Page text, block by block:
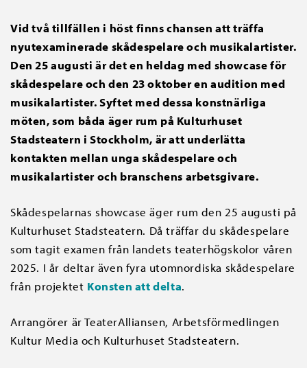
Vid två tillfällen i höst finns chansen att träffa
nyutexaminerade skådespelare och musikalartister.
Den 25 augusti är det en heldag med showcase för
skådespelare och den 23 oktober en audition med
musikalartister. Syftet med dessa konstnärliga
möten, som båda äger rum på Kulturhuset
Stadsteatern i Stockholm, är att underlätta
kontakten mellan unga skådespelare och
musikalartister och branschens arbetsgivare.
Skådespelarnas showcase äger rum den 25 augusti på
Kulturhuset Stadsteatern. Då träffar du skådespelare
som tagit examen från landets teaterhögskolor våren
2025. I år deltar även fyra utomnordiska skådespelare
från projektet Konsten att delta.
Arrangörer är TeaterAlliansen, Arbetsförmedlingen
Kultur Media och Kulturhuset Stadsteatern.